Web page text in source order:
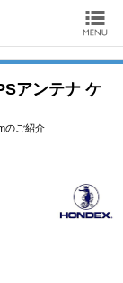
アンテナ ケ
のご紹介